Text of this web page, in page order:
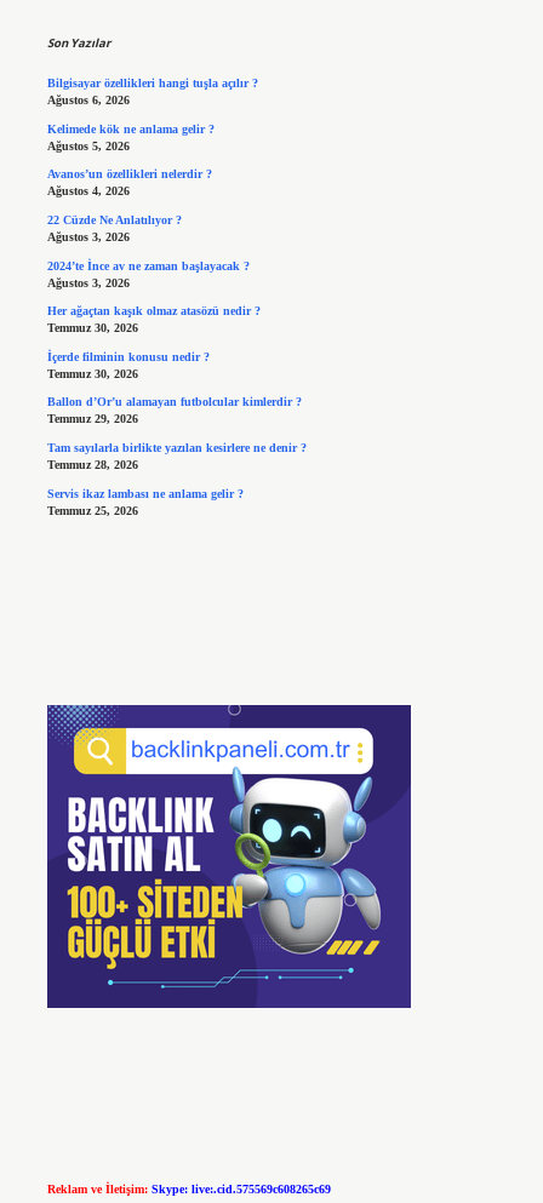
Son Yazılar
Bilgisayar özellikleri hangi tuşla açılır ?
Ağustos 6, 2026
Kelimede kök ne anlama gelir ?
Ağustos 5, 2026
Avanos’un özellikleri nelerdir ?
Ağustos 4, 2026
22 Cüzde Ne Anlatılıyor ?
Ağustos 3, 2026
2024’te İnce av ne zaman başlayacak ?
Ağustos 3, 2026
Her ağaçtan kaşık olmaz atasözü nedir ?
Temmuz 30, 2026
İçerde filminin konusu nedir ?
Temmuz 30, 2026
Ballon d’Or’u alamayan futbolcular kimlerdir ?
Temmuz 29, 2026
Tam sayılarla birlikte yazılan kesirlere ne denir ?
Temmuz 28, 2026
Servis ikaz lambası ne anlama gelir ?
Temmuz 25, 2026
Reklam ve İletişim: Skype: live:.cid.575569c608265c69